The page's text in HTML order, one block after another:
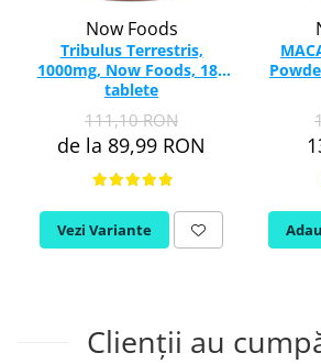
Now Foods
Tribulus Terrestris,
1000mg, Now Foods, 180
tablete
111,10 RON
de la 89,99 RON
Vezi Variante
Clienții au